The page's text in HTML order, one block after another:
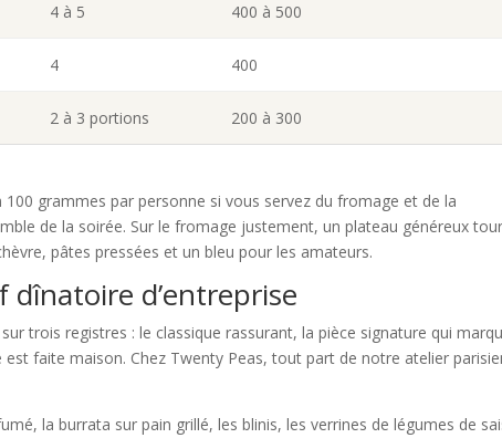
4 à 5 400 à 500
4 400
2 à 3 portions 200 à 300
grammes par personne si vous servez du fromage et de la
de la soirée. Sur le fromage justement, un plateau généreux
pâtes pressées et un bleu pour les amateurs.
dînatoire d’entreprise
trois registres : le classique rassurant, la pièce signature qui
faite maison. Chez Twenty Peas, tout part de notre atelier
la burrata sur pain grillé, les blinis, les verrines de légumes de